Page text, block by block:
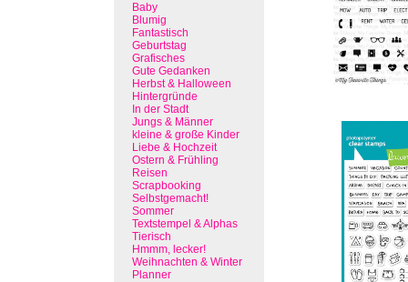
Baby
Blumig
Fantastisch
Geburtstag
Grafisches
Gute Gedanken
Herbst & Halloween
Hintergründe
In der Stadt
Jungs & Männer
kleine & große Kinder
Liebe & Hochzeit
Ostern & Frühling
Reisen
Scrapbooking
Selbstgemacht!
Sommer
Textstempel & Alphas
Tierisch
Hmmm, lecker!
Weihnachten & Winter
Planner